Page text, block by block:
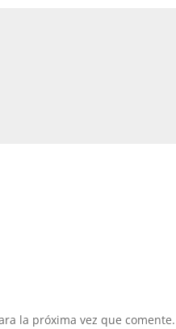
la próxima vez que comente.